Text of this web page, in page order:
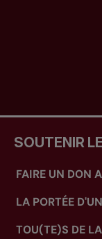
SOUTENIR
FAIRE UN DON
LA PORTÉE
TOU(TE)S DE